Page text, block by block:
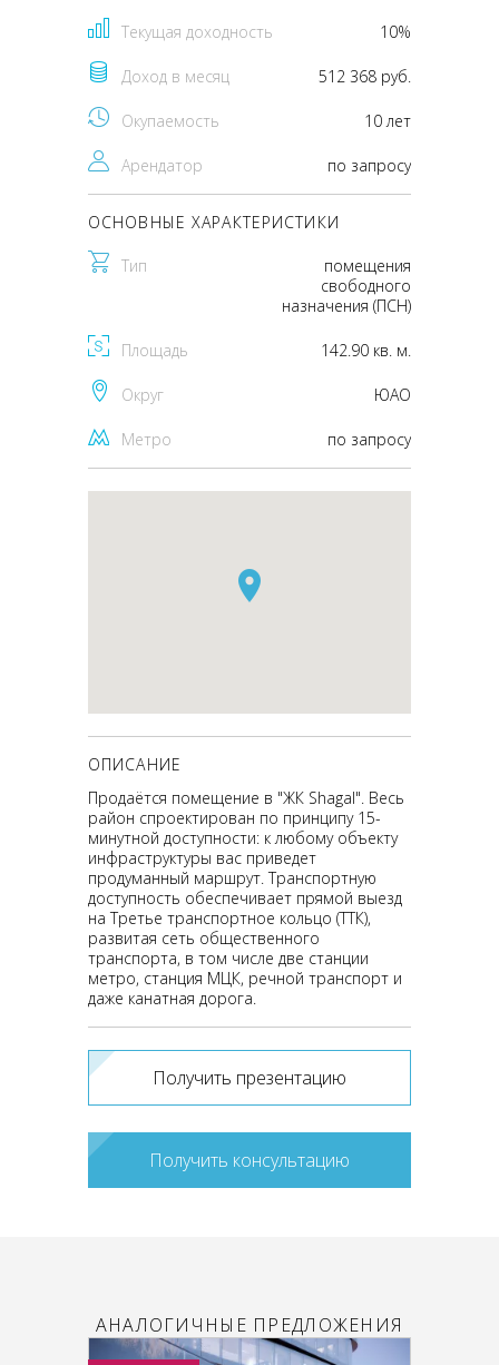
Текущая доходность 10%
Доход в месяц 512 368 руб.
Окупаемость 10 лет
Арендатор по запросу
ОСНОВНЫЕ ХАРАКТЕРИСТИКИ
Тип
помещения
свободного
назначения (ПСН)
Площадь 142.90 кв. м.
Округ ЮАО
Метро по запросу
ОПИСАНИЕ
Продаётся помещение в "ЖК Shagal". Весь
район спроектирован по принципу 15-
минутной доступности: к любому объекту
инфраструктуры вас приведет
продуманный маршрут. Транспортную
доступность обеспечивает прямой выезд
на Третье транспортное кольцо (ТТК),
развитая сеть общественного
транспорта, в том числе две станции
метро, станция МЦК, речной транспорт и
даже канатная дорога.
Получить презентацию
Получить консультацию
АНАЛОГИЧНЫЕ ПРЕДЛОЖЕНИЯ